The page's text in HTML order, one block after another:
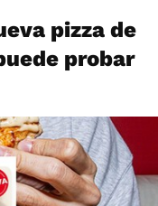
pizza de
probar